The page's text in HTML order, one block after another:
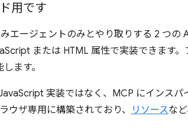
用です
エージェントのみとやり取りする 2 つの
または HTML 属性で実装できます
ます。
実装ではなく、MCP にインスパ
ウザ専用に構築されており、
リソースな